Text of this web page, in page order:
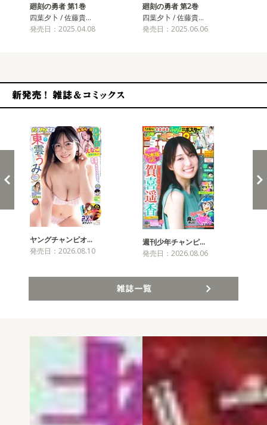
廻刻の勇者 第1巻
四葉夕卜 / 佐藤貴…
発売日：2025.04.08
廻刻の勇者 第2巻
四葉夕卜 / 佐藤貴…
発売日：2025.06.06
ヤングチャンピオ…
発売日：2026.08.10
週刊少年チャンピ…
発売日：2026.08.06